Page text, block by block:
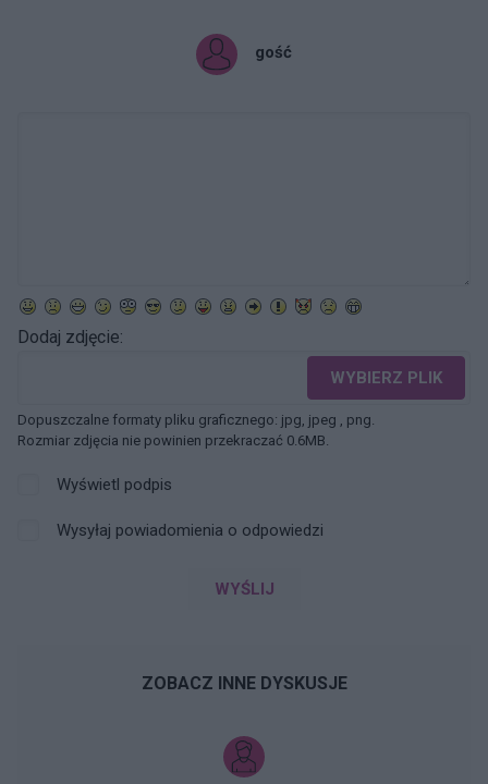
gość
Dodaj zdjęcie:
WYBIERZ PLIK
Dopuszczalne formaty pliku graficznego: jpg, jpeg , png.
Rozmiar zdjęcia nie powinien przekraczać 0.6MB.
Wyświetl podpis
Wysyłaj powiadomienia o odpowiedzi
WYŚLIJ
ZOBACZ INNE DYSKUSJE